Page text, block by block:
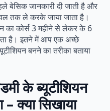
बेसिक जानकारी दी जाती है और
तक ले करके जाया जाता है।
का कोर्स 3 महीने से लेकर के 6
है। इतने में आप एक अच्छे
बनने का तरीका बताया
के ब्यूटीशियन
क्या सिखाया